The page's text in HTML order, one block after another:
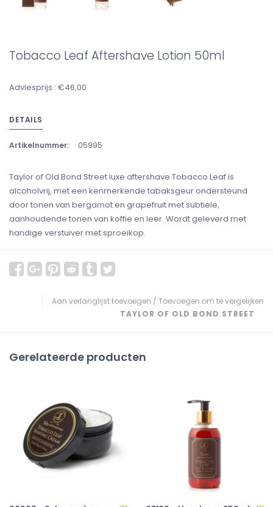
Tobacco Leaf Aftershave Lotion 50ml
Adviesprijs : €46,00
DETAILS
Artikelnummer: 05995
Taylor of Old Bond Street luxe aftershave Tobacco Leaf is
alcoholvrij, met een kenmerkende tabaksgeur ondersteund
door tonen van bergamot en grapefruit met subtiele,
aanhoudende tonen van koffie en leer. Wordt geleverd met
handige verstuiver met sproeikop.
Aan verlanglijst toevoegen / Toevoegen om te vergelijken
TAYLOR OF OLD BOND STREET
Gerelateerde producten